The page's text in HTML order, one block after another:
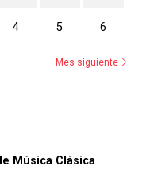
4 5 6
Mes siguiente
Música Clásica